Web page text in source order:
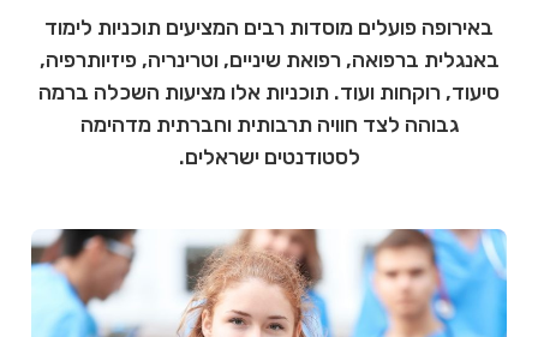
באירופה פועלים מוסדות רבים המציעים תוכניות לימוד
באנגלית ברפואה, רפואת שיניים, וטרינריה, פיזיותרפיה,
סיעוד, רוקחות ועוד. תוכניות אלו מציעות השכלה ברמה
גבוהה לצד חוויה תרבותית וחברתית מדהימה
לסטודנטים ישראלים.